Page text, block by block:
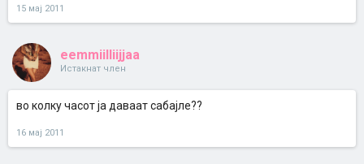
15 мај 2011
eemmiilliijjaa
Истакнат член
во колку часот ја даваат сабајле??
16 мај 2011